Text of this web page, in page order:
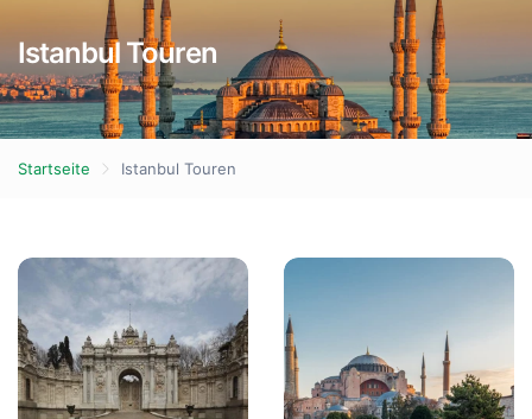
Istanbul Touren
Startseite Istanbul Touren